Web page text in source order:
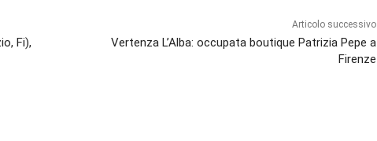
Fi),
Articolo successivo
Vertenza L’Alba: occupata boutique Patrizia Pepe a
Firenze